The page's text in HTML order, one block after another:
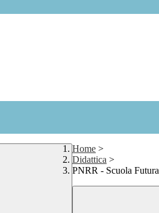
Home >
Didattica >
PNRR - Scuola Futura